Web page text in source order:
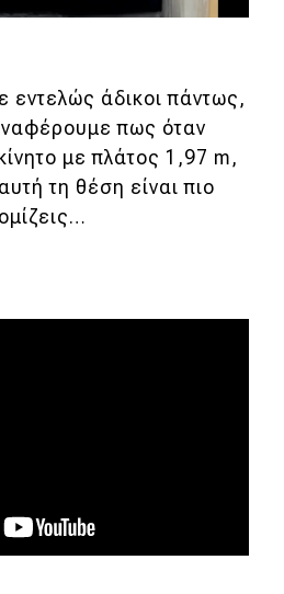
εντελώς άδικοι πάντως,
πως όταν
με πλάτος 1,97 m,
τη θέση είναι πιο